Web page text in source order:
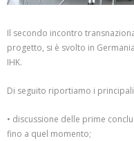
Il secondo incontro
progetto, si è svolto in
IHK.
Di seguito riportiamo i
• discussione delle prime
fino a quel momento;